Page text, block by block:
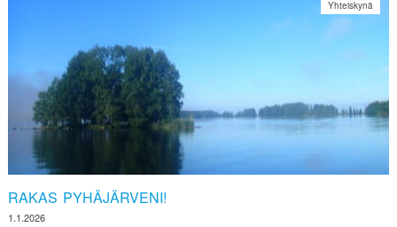
RAKAS PYHÄJÄRVENI!
1.1.2026
Yhteiskynä